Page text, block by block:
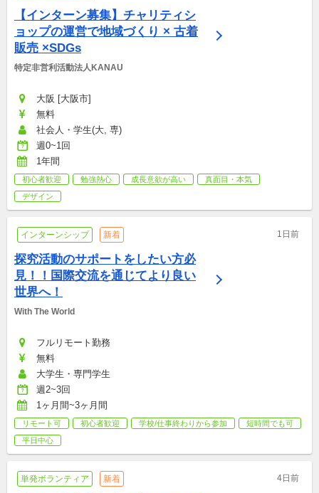
【インターン募集】チャリティシ
ョップの運営で地域づくり × 古着
販売 ×SDGs
特定非営利活動法人KANAU
大阪 [大阪市]
無料
社会人・学生(大, 専)
週0~1回
1年間
初心者歓迎 勉強熱心 成長意欲が高い
真面目・本気
デザイン
インターンシップ 新着 1日前
探究活動のサポートをしたい方必
見！！国際交流を通じてより良い
世界へ！
With The World
フルリモート勤務
無料
大学生・専門学生
週2~3回
1ヶ月間~3ヶ月間
リモート可 初心者歓迎 学校/仕事終わりから参加
短時間でも可
平日中心
単発ボランティア 新着 4日前